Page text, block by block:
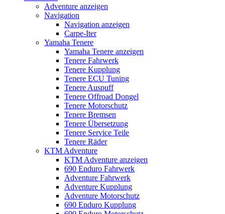
Adventure anzeigen
Navigation
Navigation anzeigen
Carpe-Iter
Yamaha Tenere
Yamaha Tenere anzeigen
Tenere Fahrwerk
Tenere Kupplung
Tenere ECU Tuning
Tenere Auspuff
Tenere Offroad Dongel
Tenere Motorschutz
Tenere Bremsen
Tenere Übersetzung
Tenere Service Teile
Tenere Räder
KTM Adventure
KTM Adventure anzeigen
690 Enduro Fahrwerk
Adventure Fahrwerk
Adventure Kupplung
Adventure Motorschutz
690 Enduro Kupplung